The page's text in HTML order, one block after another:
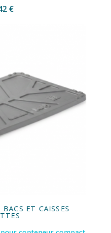
€
ET CAISSES